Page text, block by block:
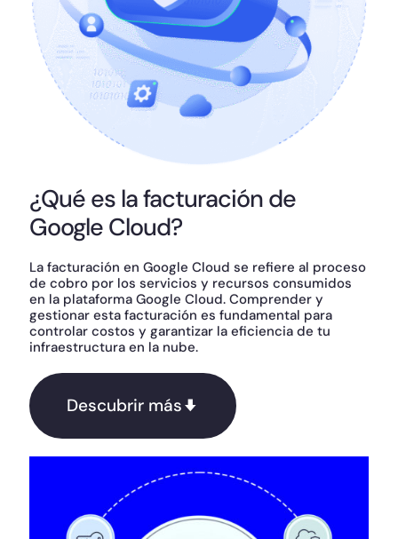
¿Qué es la facturación de
Google Cloud?
La facturación en Google Cloud se refiere al proceso
de cobro por los servicios y recursos consumidos
en la plataforma Google Cloud. Comprender y
gestionar esta facturación es fundamental para
controlar costos y garantizar la eficiencia de tu
infraestructura en la nube.
Descubrir más